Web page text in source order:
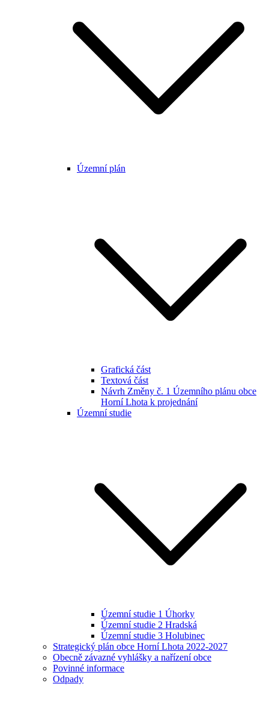
Územní plán
Grafická část
Textová část
Návrh Změny č. 1 Územního plánu obce
Horní Lhota k projednání
Územní studie
Územní studie 1 Úhorky
Územní studie 2 Hradská
Územní studie 3 Holubinec
Strategický plán obce Horní Lhota 2022-2027
Obecně závazné vyhlášky a nařízení obce
Povinné informace
Odpady